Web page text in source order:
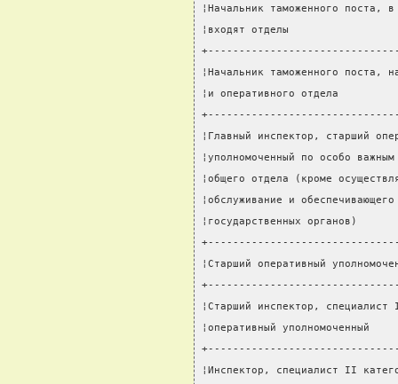
¦Начальник таможенного
¦входят отделы
¦Начальник таможенного
¦и оперативного
¦Главный инспектор,
¦уполномоченный по особо
¦общего отдела (кроме
¦обслуживание и
¦государственных
¦Старший оперативный
¦Старший инспектор,
¦оперативный
¦Инспектор, специалист II